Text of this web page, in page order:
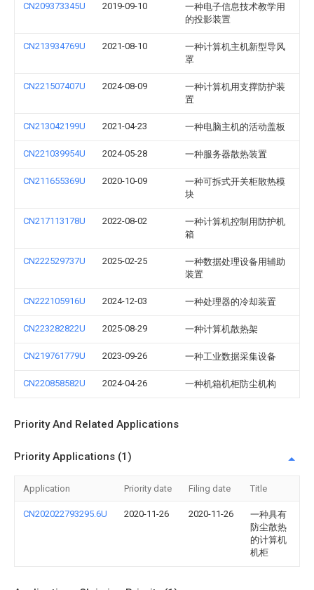
CN209373345U 2019-09-10
一种电子信息技术教学用
的投影装置
CN213934769U 2021-08-10
一种计算机主机新型导风
罩
CN221507407U 2024-08-09
一种计算机用支撑防护装
置
CN213042199U 2021-04-23 一种电脑主机的活动盖板
CN221039954U 2024-05-28 一种服务器散热装置
CN211655369U 2020-10-09
一种可拆式开关柜散热模
块
CN217113178U 2022-08-02
一种计算机控制用防护机
箱
CN222529737U 2025-02-25
一种数据处理设备用辅助
装置
CN222105916U 2024-12-03 一种处理器的冷却装置
CN223282822U 2025-08-29 一种计算机散热架
CN219761779U 2023-09-26 一种工业数据采集设备
CN220858582U 2024-04-26 一种机箱机柜防尘机构
Priority And Related Applications
Priority Applications (1)
Application Priority date Filing date Title
CN202022793295.6U 2020-11-26 2020-11-26
一种具有
防尘散热
的计算机
机柜